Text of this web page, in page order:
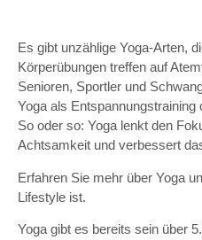
Es gibt unzählige Yoga-Arten,
Körperübungen treffen auf
Senioren, Sportler und
Yoga als
So oder so: Yoga lenkt den
Achtsamkeit und verbessert
Erfahren Sie mehr über Yoga
Lifestyle ist.
Yoga gibt es bereits sein über